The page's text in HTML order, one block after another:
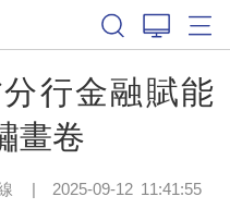
行金融賦能
畫卷
| 2025-09-12 11:41:55